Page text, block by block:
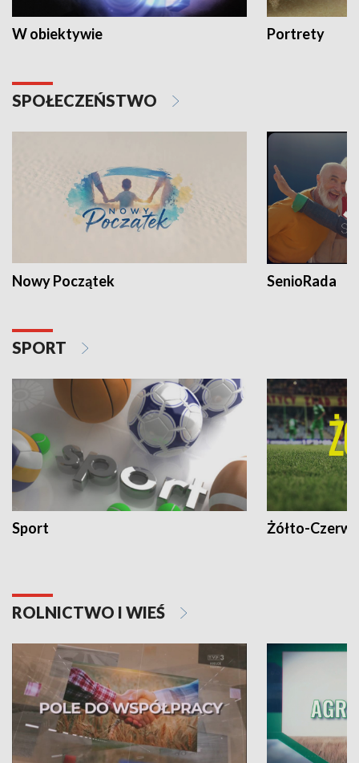
W obiektywie Portrety
SPOŁECZEŃSTWO
Nowy Początek SenioRada
SPORT
Sport Żółto-
ROLNICTWO I WIEŚ